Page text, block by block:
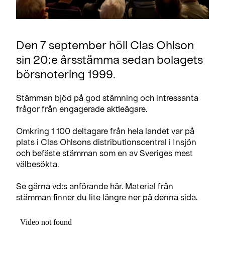
Den 7 september höll Clas Ohlson
sin 20:e årsstämma sedan bolagets
börsnotering 1999.
Stämman bjöd på god stämning och intressanta
frågor från engagerade aktieägare.
Omkring 1 100 deltagare från hela landet var på
plats i Clas Ohlsons distributionscentral i Insjön
och befäste stämman som en av Sveriges mest
välbesökta.
Se gärna vd:s anförande här. Material från
stämman finner du lite längre ner på denna sida.